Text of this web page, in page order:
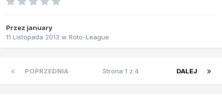
Przez january
11 Listopada 2013 w Roto-League
POPRZEDNIA DALEJ
Strona 1 z 4